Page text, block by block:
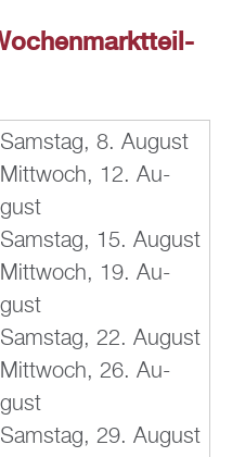
Sams­tag, 8. Au­gust
Mitt­woch, 12. Au­
gust
Sams­tag, 15. Au­gust
Mitt­woch, 19. Au­
gust
Sams­tag, 22. Au­gust
Mitt­woch, 26. Au­
gust
Sams­tag, 29. Au­gust